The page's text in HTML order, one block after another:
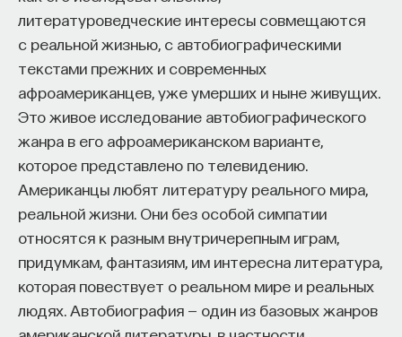
литературоведческие интересы совмещаются
с реальной жизнью, с автобиографическими
текстами прежних и современных
афроамериканцев, уже умерших и ныне живущих.
Это живое исследование автобиографического
жанра в его афроамериканском варианте,
которое представлено по телевидению.
Американцы любят литературу реального мира,
реальной жизни. Они без особой симпатии
относятся к разным внутричерепным играм,
придумкам, фантазиям, им интересна литература,
которая повествует о реальном мире и реальных
людях. Автобиография — один из базовых жанров